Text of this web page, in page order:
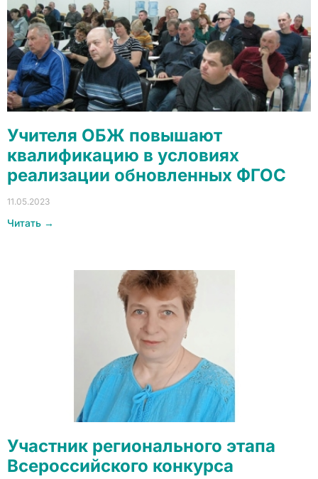
Учителя ОБЖ повышают
квалификацию в условиях
реализации обновленных ФГОС
11.05.2023
Читать →
Участник регионального этапа
Всероссийского конкурса